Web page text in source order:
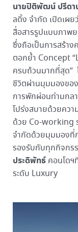
นายปิติพัฒน์ ปรีด
ลดิ้ง จำกัด เปิดเผ
สื่อสารรูปแบบภาพ
ซึ่งถือเป็นการสร้า
ตอกย้ำ Concept
ครบถ้วนมากที่สุด”
ชีวิตผ่านมุมมองขอ
การพักผ่อนท่ามกล
โปร่งสบายด้วยควา
ด้วย Co-working
จำกัดด้วยมุมมองที่
รองรับกับทุกกิจกร
ประดิพัทธ์ คอนโดฯ
ระดับ Luxury